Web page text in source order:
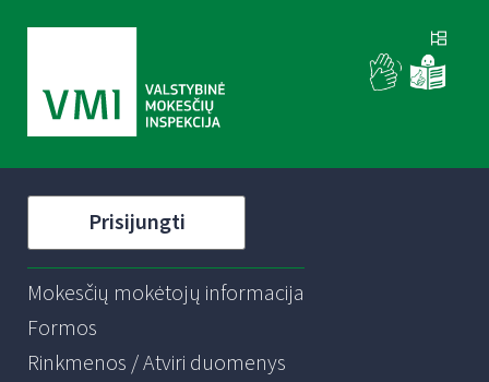
Prisijungti
Mokesčių mokėtojų informacija
Formos
Rinkmenos / Atviri duomenys